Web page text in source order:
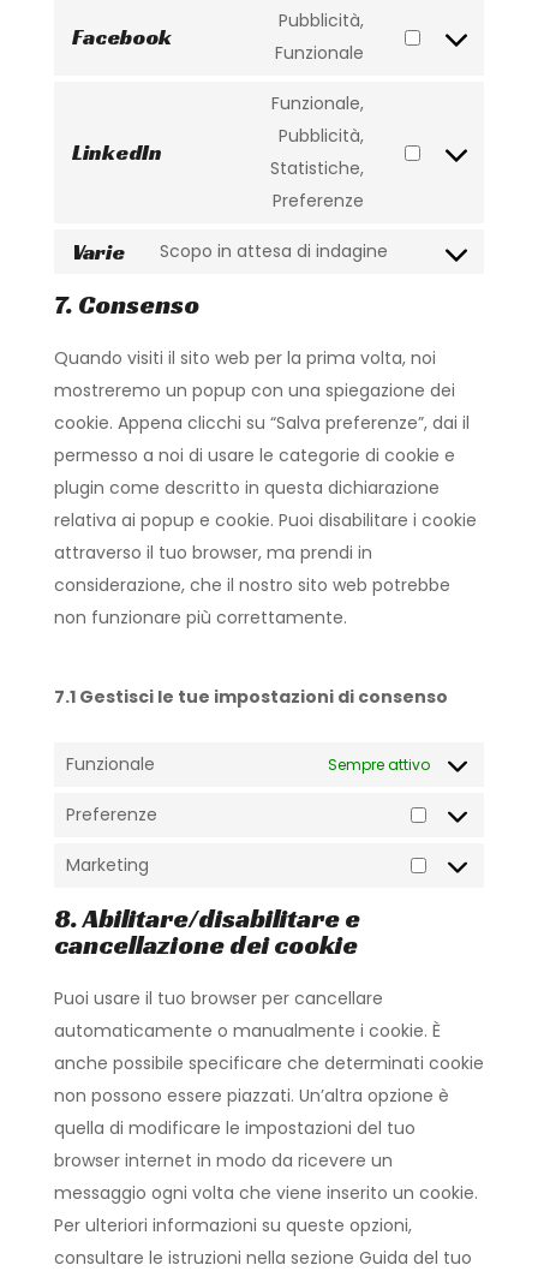
google-
service
Facebook
Pubblicità,
Funzionale
Consent
facebook
LinkedIn
Funzionale,
Pubblicità,
Statistiche,
Preferenze
Consent
linkedin
Varie Scopo in attesa di indagine
Consent
varie
7. Consenso
Quando visiti il sito web per la prima volta, noi
mostreremo un popup con una spiegazione dei
cookie. Appena clicchi su “Salva preferenze”, dai il
permesso a noi di usare le categorie di cookie e
plugin come descritto in questa dichiarazione
relativa ai popup e cookie. Puoi disabilitare i cookie
attraverso il tuo browser, ma prendi in
considerazione, che il nostro sito web potrebbe
non funzionare più correttamente.
7.1 Gestisci le tue impostazioni di consenso
Funzionale Sempre attivo
Preferenze
Preferenze
Marketing
Marketing
8. Abilitare/disabilitare e
cancellazione dei cookie
Puoi usare il tuo browser per cancellare
automaticamente o manualmente i cookie. È
anche possibile specificare che determinati cookie
non possono essere piazzati. Un’altra opzione è
quella di modificare le impostazioni del tuo
browser internet in modo da ricevere un
messaggio ogni volta che viene inserito un cookie.
Per ulteriori informazioni su queste opzioni,
consultare le istruzioni nella sezione Guida del tuo